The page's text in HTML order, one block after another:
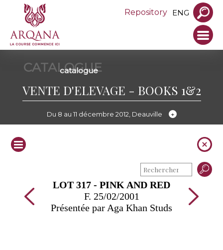
Repository ENG
CATALOGUE
catalogue
VENTE D'ELEVAGE - BOOKS 1&2
Du 8 au 11 décembre 2012, Deauville
LOT 317 - PINK AND RED
F. 25/02/2001
Présentée par Aga Khan Studs